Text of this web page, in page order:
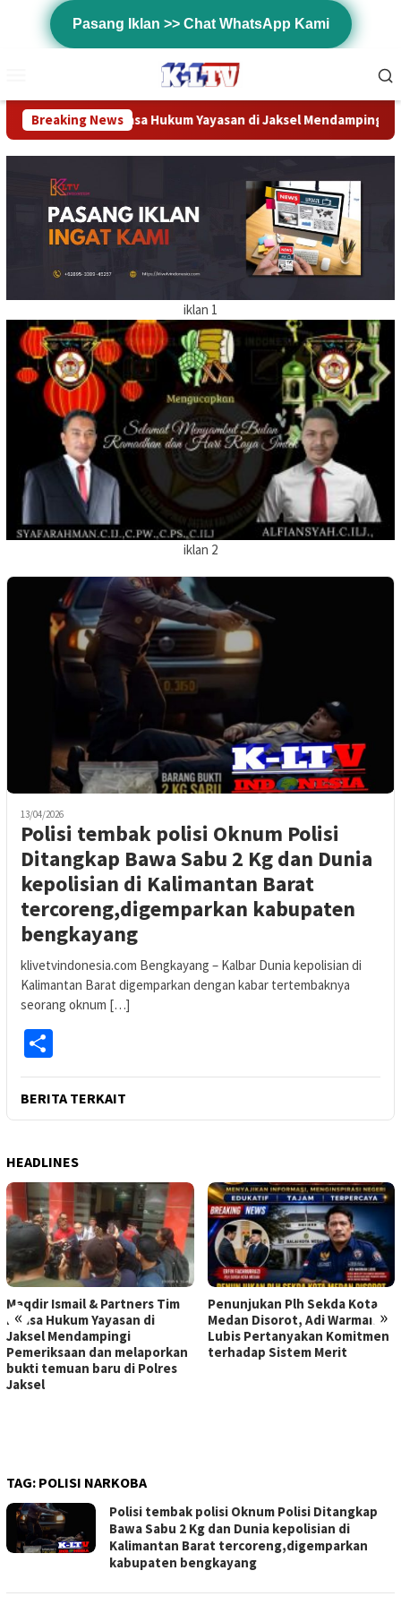
Pasang Iklan >> Chat WhatsApp Kami
Mobile
Breaking News
Kuasa Hukum Yayasan di Jaksel Mendampingi Pemeriksaan
iklan 1
iklan 2
13/04/2026
Polisi tembak polisi Oknum Polisi
Ditangkap Bawa Sabu 2 Kg dan Dunia
kepolisian di Kalimantan Barat
tercoreng,digemparkan kabupaten
bengkayang
klivetvindonesia.com Bengkayang – Kalbar Dunia kepolisian di
Kalimantan Barat digemparkan dengan kabar tertembaknya
seorang oknum […]
BERITA TERKAIT
HEADLINES
« »
Maqdir Ismail & Partners Tim
Kuasa Hukum Yayasan di
Jaksel Mendampingi
Pemeriksaan dan melaporkan
bukti temuan baru di Polres
Jaksel
Penunjukan Plh Sekda Kota
Medan Disorot, Adi Warman
Lubis Pertanyakan Komitmen
terhadap Sistem Merit
TAG: POLISI NARKOBA
Polisi tembak polisi Oknum Polisi Ditangkap
Bawa Sabu 2 Kg dan Dunia kepolisian di
Kalimantan Barat tercoreng,digemparkan
kabupaten bengkayang